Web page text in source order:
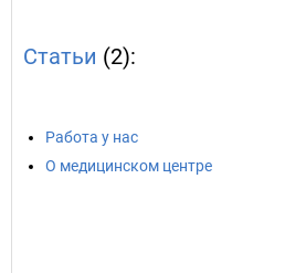
Статьи (2):
Работа у нас
О медицинском центре